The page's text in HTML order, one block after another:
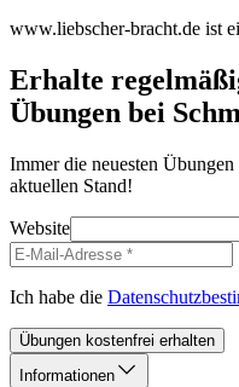
www.liebscher-bracht.de ist
Erhalte
Übungen bei
Immer die neuesten
aktuellen Stand!
Website
Ich habe die
Übungen kostenfrei erhalten
Informationen